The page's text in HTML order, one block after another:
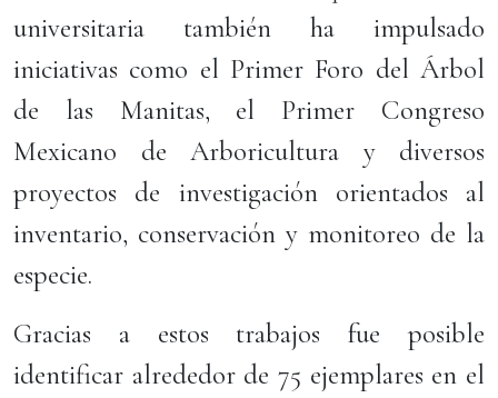
universitaria también ha impulsado
iniciativas como el Primer Foro del Árbol
de las Manitas, el Primer Congreso
Mexicano de Arboricultura y diversos
proyectos de investigación orientados al
inventario, conservación y monitoreo de la
especie.
Gracias a estos trabajos fue posible
identificar alrededor de 75 ejemplares en el